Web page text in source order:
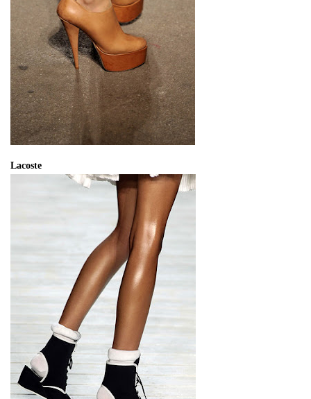
Lacoste